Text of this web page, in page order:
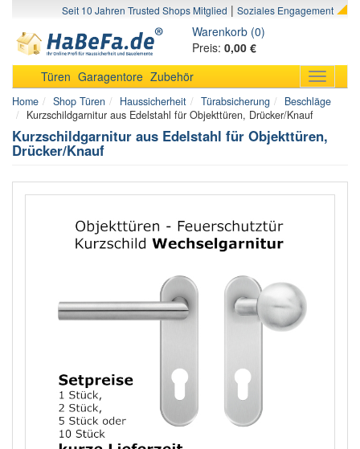
Seit 10 Jahren Trusted Shops Mitglied | Soziales Engagement
Warenkorb (0)
Preis: 0,00 €
Toggle
Türen Garagentore Zubehör
Home Shop Türen Haussicherheit Türabsicherung
Beschläge
Kurzschildgarnitur aus Edelstahl für Objekttüren, Drücker/Knauf
Kurzschildgarnitur aus Edelstahl für Objekttüren,
Drücker/Knauf